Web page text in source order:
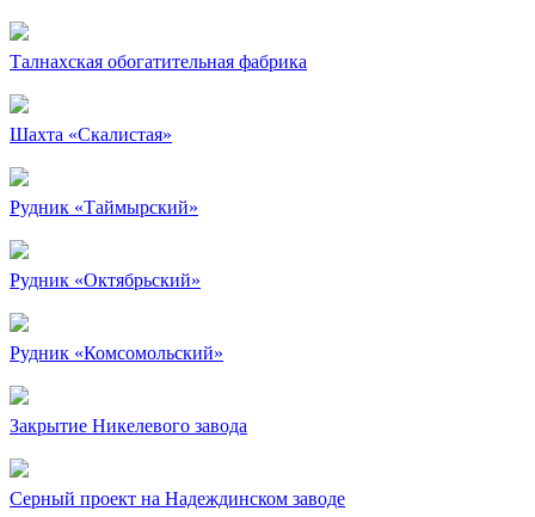
Талнахская обогатительная фабрика
Шахта «Скалистая»
Рудник «Таймырский»
Рудник «Октябрьский»
Рудник «Комсомольский»
Закрытие Никелевого завода
Серный проект на Надеждинском заводе